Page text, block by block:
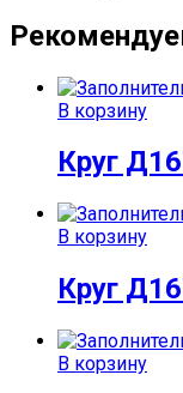
В корзину
Круг
В корзину
Круг
В корзину